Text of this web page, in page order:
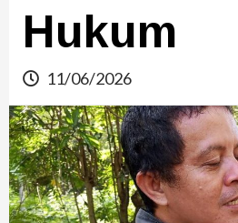
Hukum
11/06/2026